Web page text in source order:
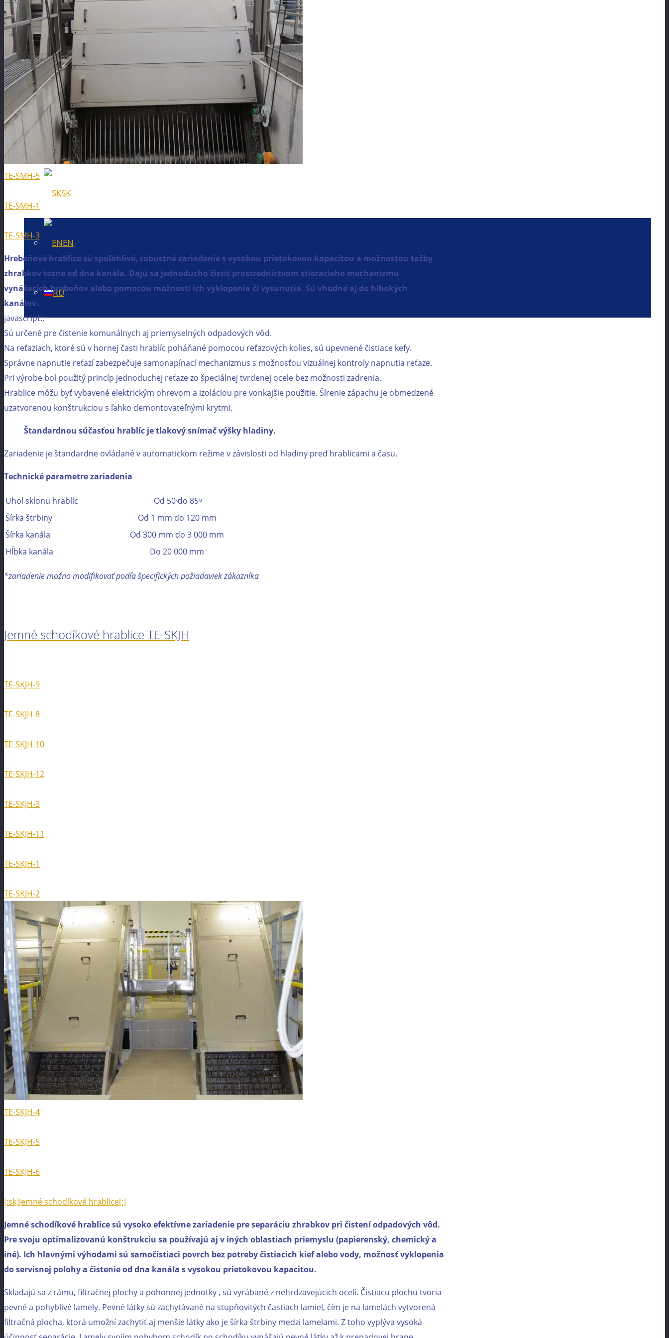
Novinky
Kontaktujte nás!
VOP
SK
EN
RU
TE-SMH-5
TE-SMH-1
TE-SMH-3
Hrebeňové hrablice sú spoľahlivé, robustné zariadenie s vysokou prietokovou kapacitou a možnosťou ťažby
zhrabkov tesne od dna kanála. Dajú sa jednoducho čistiť prostredníctvom stieracieho mechanizmu
vynášacích hrebeňov alebo pomocou možnosti ich vyklopenia či vysunutia. Sú vhodné aj do hlbokých
kanálov.
javascript:;
Sú určené pre čistenie komunálnych aj priemyselných odpadových vôd.
Na reťaziach, ktoré sú v hornej časti hrablíc poháňané pomocou reťazových kolies, sú upevnené čistiace kefy.
Správne napnutie reťazí zabezpečuje samonapínací mechanizmus s možnosťou vizuálnej kontroly napnutia reťaze.
Pri výrobe bol použitý princíp jednoduchej reťaze zo špeciálnej tvrdenej ocele bez možnosti zadrenia.
Hrablice môžu byť vybavené elektrickým ohrevom a izoláciou pre vonkajšie použitie. Šírenie zápachu je obmedzené
uzatvorenou konštrukciou s ľahko demontovateľnými krytmi.
Štandardnou súčasťou hrablíc je tlakový snímač výšky hladiny.
Zariadenie je štandardne ovládané v automatickom režime v závislosti od hladiny pred hrablicami a času.
Technické parametre zariadenia
Uhol sklonu hrablíc
Od 50 ͦdo 85 ͦ
Šírka štrbiny
Od 1 mm do 120 mm
Šírka kanála
Od 300 mm do 3 000 mm
Hĺbka kanála
Do 20 000 mm
*zariadenie možno modifikovať podľa špecifických požiadaviek zákazníka
Jemné schodíkové hrablice TE-SKJH
TE-SKJH-9
TE-SKJH-8
TE-SKJH-10
TE-SKJH-12
TE-SKJH-3
TE-SKJH-11
TE-SKJH-1
TE-SKJH-2
TE-SKJH-4
TE-SKJH-5
TE-SKJH-6
[:sk]Jemné schodíkové hrablice[:]
Jemné schodíkové hrablice sú vysoko efektívne zariadenie pre separáciu zhrabkov pri čistení odpadových vôd.
Pre svoju optimalizovanú konštrukciu sa používajú aj v iných oblastiach priemyslu (papierenský, chemický a
iné). Ich hlavnými výhodami sú samočistiaci povrch bez potreby čistiacich kief alebo vody, možnosť vyklopenia
do servisnej polohy a čistenie od dna kanála s vysokou prietokovou kapacitou.
Skladajú sa z rámu, filtračnej plochy a pohonnej jednotky , sú vyrábané z nehrdzavejúcich ocelí. Čistiacu plochu tvoria
pevné a pohyblivé lamely. Pevné látky sú zachytávané na stupňovitých častiach lamiel, čím je na lamelách vytvorená
filtračná plocha, ktorá umožní zachytiť aj menšie látky ako je šírka štrbiny medzi lamelami. Z toho vyplýva vysoká